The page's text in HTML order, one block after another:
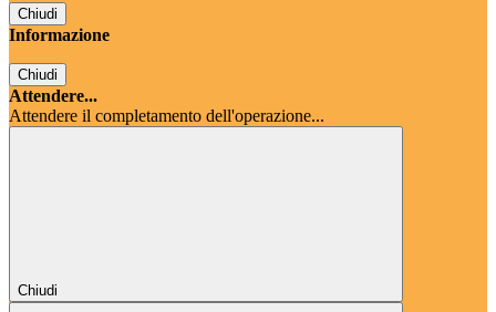
Chiudi
Informazione
Chiudi
Attendere...
Attendere il completamento dell'operazione...
Chiudi